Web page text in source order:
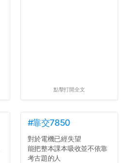
點擊打開全文
#靠交7850
對於電機已經失望
能把整本課本吸收並不依靠
考古題的人